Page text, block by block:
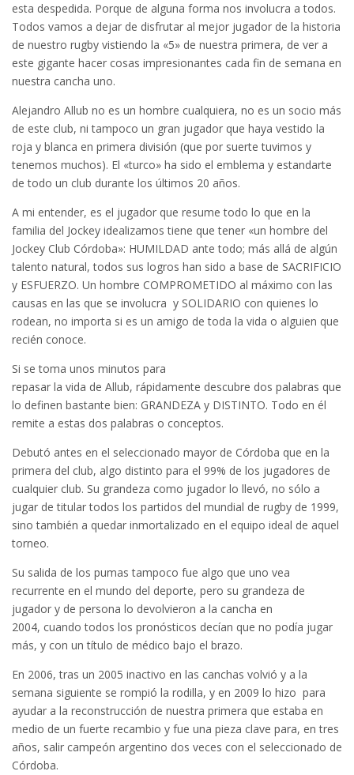
esta despedida. Porque de alguna forma nos involucra a todos.
Todos vamos a dejar de disfrutar al mejor jugador de la historia
de nuestro rugby vistiendo la «5» de nuestra primera, de ver a
este gigante hacer cosas impresionantes cada fin de semana en
nuestra cancha uno.
Alejandro Allub no es un hombre cualquiera, no es un socio más
de este club, ni tampoco un gran jugador que haya vestido la
roja y blanca en primera división (que por suerte tuvimos y
tenemos muchos). El «turco» ha sido el emblema y estandarte
de todo un club durante los últimos 20 años.
A mi entender, es el jugador que resume todo lo que en la
familia del Jockey idealizamos tiene que tener «un hombre del
Jockey Club Córdoba»: HUMILDAD ante todo; más allá de algún
talento natural, todos sus logros han sido a base de SACRIFICIO
y ESFUERZO. Un hombre COMPROMETIDO al máximo con las
causas en las que se involucra y SOLIDARIO con quienes lo
rodean, no importa si es un amigo de toda la vida o alguien que
recién conoce.
Si se toma unos minutos para
repasar la vida de Allub, rápidamente descubre dos palabras que
lo definen bastante bien: GRANDEZA y DISTINTO. Todo en él
remite a estas dos palabras o conceptos.
Debutó antes en el seleccionado mayor de Córdoba que en la
primera del club, algo distinto para el 99% de los jugadores de
cualquier club. Su grandeza como jugador lo llevó, no sólo a
jugar de titular todos los partidos del mundial de rugby de 1999,
sino también a quedar inmortalizado en el equipo ideal de aquel
torneo.
Su salida de los pumas tampoco fue algo que uno vea
recurrente en el mundo del deporte, pero su grandeza de
jugador y de persona lo devolvieron a la cancha en
2004, cuando todos los pronósticos decían que no podía jugar
más, y con un título de médico bajo el brazo.
En 2006, tras un 2005 inactivo en las canchas volvió y a la
semana siguiente se rompió la rodilla, y en 2009 lo hizo para
ayudar a la reconstrucción de nuestra primera que estaba en
medio de un fuerte recambio y fue una pieza clave para, en tres
años, salir campeón argentino dos veces con el seleccionado de
Córdoba.